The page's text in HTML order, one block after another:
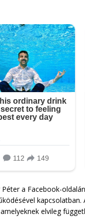
a Facebook-
kapcsolatban.
elvileg